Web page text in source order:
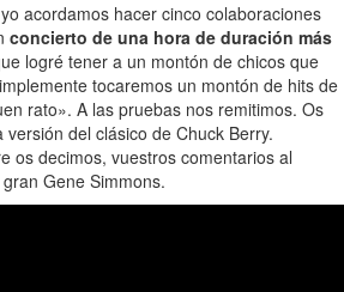
acordamos hacer cinco colaboraciones
concierto de una hora de duración más
logré tener a un montón de chicos que
tocaremos un montón de hits de
rato». A las pruebas nos remitimos. Os
del clásico de Chuck Berry.
os decimos, vuestros comentarios al
Gene Simmons.